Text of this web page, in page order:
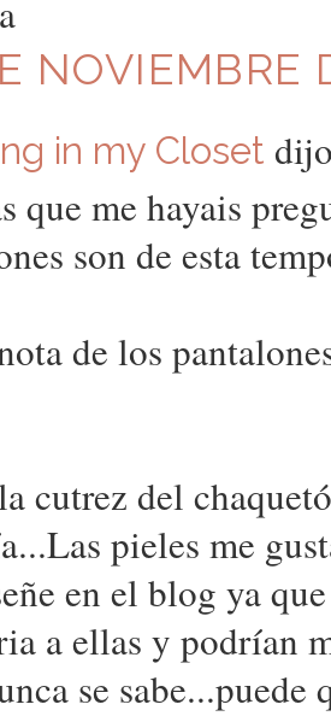
NOVIEMBRE
in my Closet
que me hayais
son de esta
de los
cutrez del
pieles me
en el blog ya
a ellas y podrían
se